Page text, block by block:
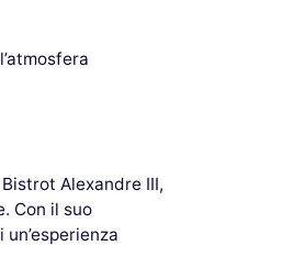
Alexandre III,
Con il suo